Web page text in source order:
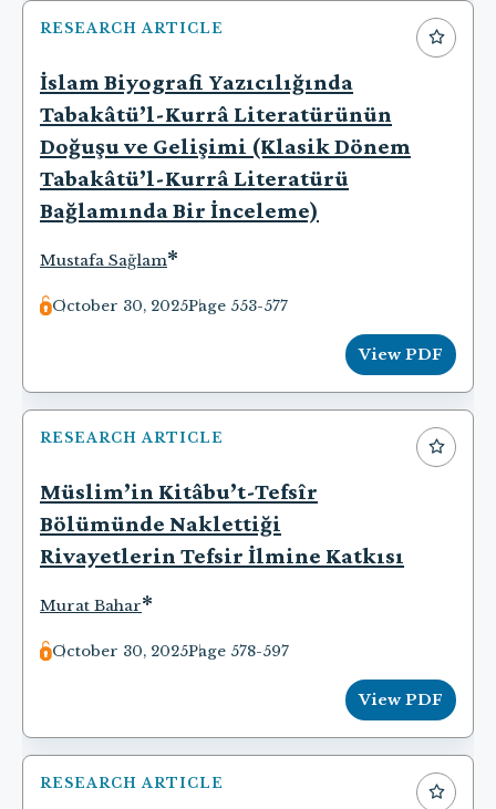
RESEARCH ARTICLE
İslam Biyografi Yazıcılığında
Tabakâtü’l-Kurrâ Literatürünün
Doğuşu ve Gelişimi (Klasik Dönem
Tabakâtü’l-Kurrâ Literatürü
Bağlamında Bir İnceleme)
Mustafa Sağlam*
October 30, 2025Page 553-577
View PDF
RESEARCH ARTICLE
Müslim’in Kitâbu’t-Tefsîr
Bölümünde Naklettiği
Rivayetlerin Tefsir İlmine Katkısı
Murat Bahar*
October 30, 2025Page 578-597
View PDF
RESEARCH ARTICLE